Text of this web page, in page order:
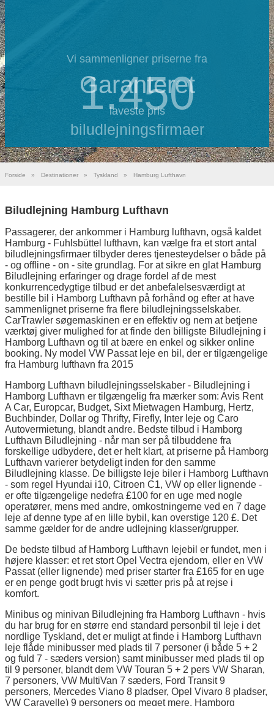
Vi sammenligner priserne fra
1.450
biludlejningsfirmaer
Garanteret
laveste pris
Forside » Destinationer » Tyskland » Hamburg Lufthavn
Biludlejning Hamburg Lufthavn
Passagerer, der ankommer i Hamburg lufthavn, også kaldet
Hamburg - Fuhlsbüttel lufthavn, kan vælge fra et stort antal
biludlejningsfirmaer tilbyder deres tjenesteydelser o både på
- og offline - on - site grundlag. For at sikre en glat Hamburg
Biludlejning erfaringer og drage fordel af de mest
konkurrencedygtige tilbud er det anbefalelsesværdigt at
bestille bil i Hamborg Lufthavn på forhånd og efter at have
sammenlignet priserne fra flere biludlejningsselskaber.
CarTrawler søgemaskinen er en effektiv og nem at betjene
værktøj giver mulighed for at finde den billigste Biludlejning i
Hamborg Lufthavn og til at bære en enkel og sikker online
booking. Ny model VW Passat leje en bil, der er tilgængelige
fra Hamburg lufthavn fra 2015
Hamborg Lufthavn biludlejningsselskaber - Biludlejning i
Hamborg Lufthavn er tilgængelig fra mærker som: Avis Rent
A Car, Europcar, Budget, Sixt Mietwagen Hamburg, Hertz,
Buchbinder, Dollar og Thrifty, Firefly, Inter leje og Caro
Autovermietung, blandt andre. Bedste tilbud i Hamborg
Lufthavn Biludlejning - når man ser på tilbuddene fra
forskellige udbydere, det er helt klart, at priserne på Hamborg
Lufthavn varierer betydeligt inden for den samme
Biludlejning klasse. De billigste leje biler i Hamborg Lufthavn
- som regel Hyundai i10, Citroen C1, VW op eller lignende -
er ofte tilgængelige nedefra £100 for en uge med nogle
operatører, mens med andre, omkostningerne ved en 7 dage
leje af denne type af en lille bybil, kan overstige 120 £. Det
samme gælder for de andre udlejning klasser/grupper.
De bedste tilbud af Hamborg Lufthavn lejebil er fundet, men i
højere klasser: et ret stort Opel Vectra ejendom, eller en VW
Passat (eller lignende) med priser starter fra £165 for en uge
er en penge godt brugt hvis vi sætter pris på at rejse i
komfort.
Minibus og minivan Biludlejning fra Hamborg Lufthavn - hvis
du har brug for en større end standard personbil til leje i det
nordlige Tyskland, det er muligt at finde i Hamborg Lufthavn
leje flåde minibusser med plads til 7 personer (i både 5 + 2
og fuld 7 - sæders version) samt minibusser med plads til op
til 9 personer, blandt dem VW Touran 5 + 2 pers VW Sharan,
7 personers, VW MultiVan 7 sæders, Ford Transit 9
personers, Mercedes Viano 8 pladser, Opel Vivaro 8 pladser,
VW Caravelle) 9 personers og meget mere. Hamborg